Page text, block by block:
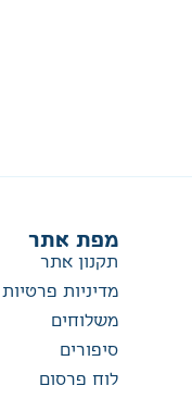
מפת אתר
תקנון אתר
מדיניות פרטיות
משלוחים
סיפורים
לוח פרסום